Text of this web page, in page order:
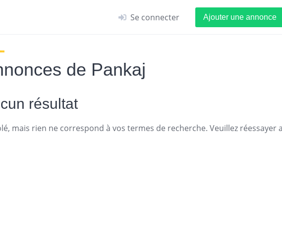
Se connecter Ajouter une annonce
de Pankaj
résultat
mais rien ne correspond à vos termes de recherche. Veuillez réessayer